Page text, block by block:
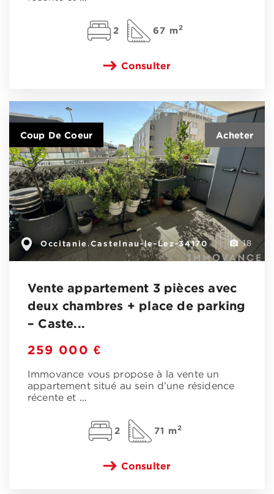
2 67 m2
Consulter
18
Occitanie ,Castelnau-le-Lez-34170
Coup De Coeur
Vente appartement 3 pièces avec
deux chambres + place de parking
– Caste...
259 000 €
Immovance vous propose à la vente un
appartement situé au sein d’une résidence
récente et …
2 71 m2
Consulter